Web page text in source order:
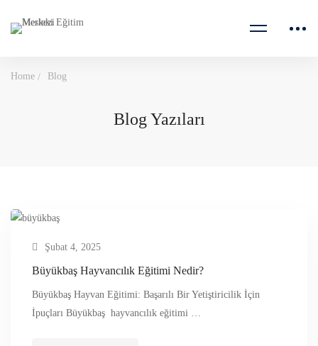
Home Blog
Blog Yazıları
Şubat 4, 2025
Büyükbaş Hayvancılık Eğitimi Nedir?
Büyükbaş Hayvan Eğitimi: Başarılı Bir Yetiştiricilik İçin
İpuçları Büyükbaş hayvancılık eğitimi …